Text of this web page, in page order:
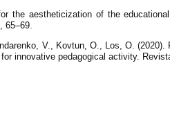
the aestheticization of the
65‒69.
V., Kovtun, O., Los, O. (2020).
innovative pedagogical activity.